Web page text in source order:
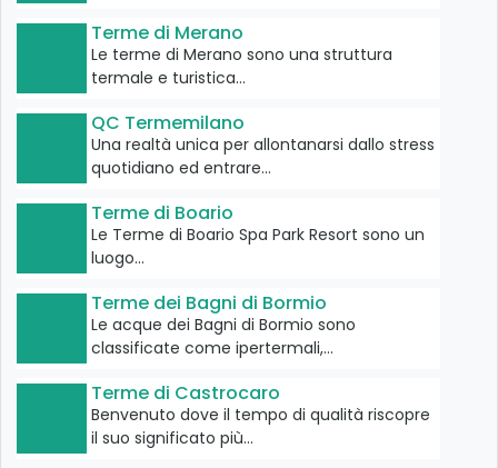
Terme di Merano
Le terme di Merano sono una struttura
termale e turistica…
QC Termemilano
Una realtà unica per allontanarsi dallo stress
quotidiano ed entrare…
Terme di Boario
Le Terme di Boario Spa Park Resort sono un
luogo…
Terme dei Bagni di Bormio
Le acque dei Bagni di Bormio sono
classificate come ipertermali,…
Terme di Castrocaro
Benvenuto dove il tempo di qualità riscopre
il suo significato più…